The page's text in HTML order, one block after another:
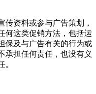
资料或参与广告策划，
何这类促销方法，包括运
保及与广告有关的行为或
承担任何责任，也没有义
。